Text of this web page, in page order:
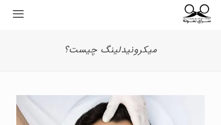
میکرونیدلینگ چیست؟